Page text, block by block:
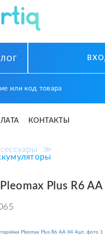
КОНТАКТЫ
≫
Plus R6